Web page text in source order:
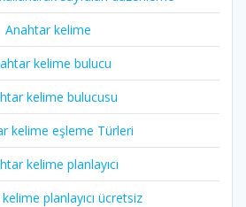
Anahtar kelime
kelime bulucu
kelime bulucusu
kelime eşleme Türleri
kelime planlayıcı
planlayıcı ücretsiz